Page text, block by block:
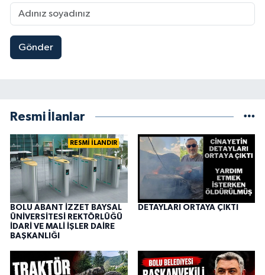
Gönder
Resmi İlanlar
RESMİ İLANDIR
BOLU ABANT İZZET BAYSAL
ÜNİVERSİTESİ REKTÖRLÜĞÜ
İDARİ VE MALİ İŞLER DAİRE
BAŞKANLIĞI
DETAYLARI ORTAYA ÇIKTI